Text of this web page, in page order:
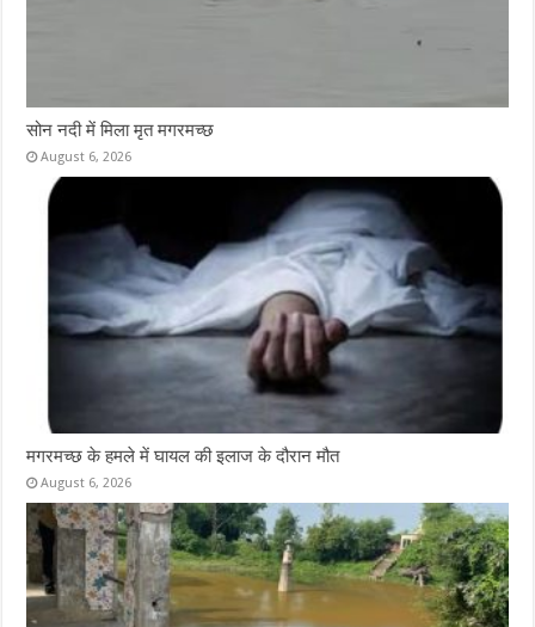
सोन नदी में मिला मृत मगरमच्छ
August 6, 2026
मगरमच्छ के हमले में घायल की इलाज के दौरान मौत
August 6, 2026